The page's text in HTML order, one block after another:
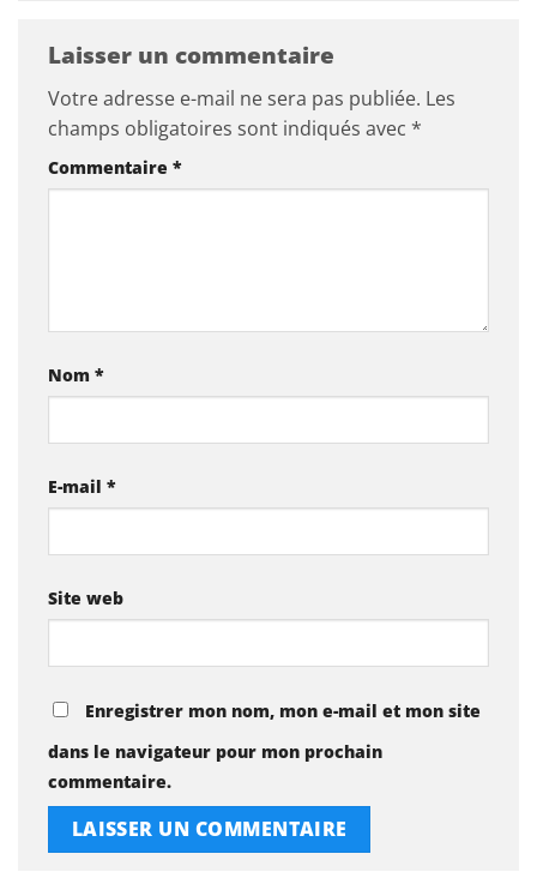
Laisser un commentaire
Votre adresse e-mail ne sera pas publiée. Les
champs obligatoires sont indiqués avec *
Commentaire *
Nom *
E-mail *
Site web
Enregistrer mon nom, mon e-mail et mon site
dans le navigateur pour mon prochain
commentaire.